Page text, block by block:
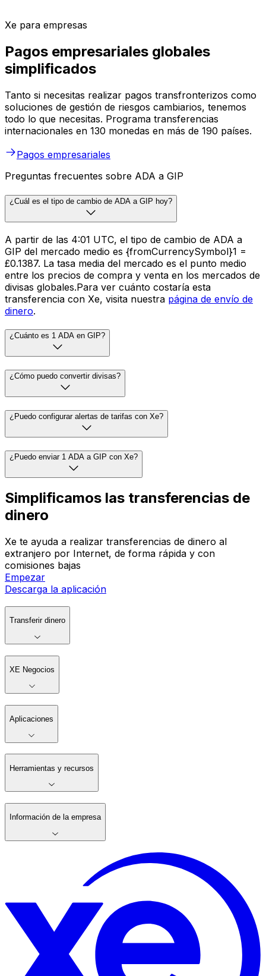
Xe para empresas
Pagos empresariales globales
simplificados
soluciones de gestión de riesgos cambiarios, tenemos
internacionales en 130 monedas en más de 190 países.
Pagos empresariales
Preguntas frecuentes sobre ADA a GIP
¿Cuál es el tipo de cambio de ADA a GIP hoy?
A partir de las 4:01 UTC, el tipo de cambio de ADA a
£0.1387. La tasa media del mercado es el punto medio
entre los precios de compra y venta en los mercados de
divisas globales.Para ver cuánto costaría esta
transferencia con Xe, visita nuestra
dinero.
Simplificamos las transferencias de
dinero
extranjero por Internet, de forma rápida y con
comisiones bajas
Descarga la aplicación
Transferir dinero
XE Negocios
Aplicaciones
Herramientas y recursos
Información de la empresa